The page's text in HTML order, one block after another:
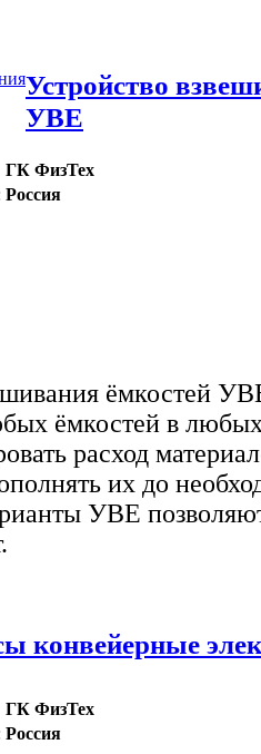
Устройство
УВЕ
ГК ФизТех
Россия
ёмкостей
ёмкостей в
расход
их до
УВЕ
конвейерные
ГК ФизТех
Россия